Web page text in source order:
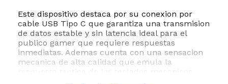
Este dispositivo destaca por su conexion por
cable USB Tipo C que garantiza una transmision
de datos estable y sin latencia ideal para el
publico gamer que requiere respuestas
inmediatas. Ademas cuenta con una sensacion
mecanica de alta calidad que emula la